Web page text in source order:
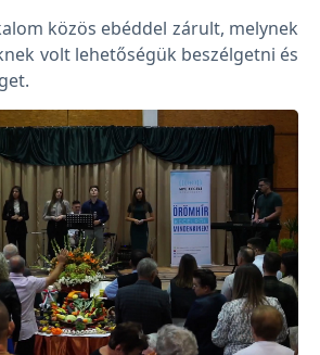
közös ebéddel zárult, melynek
volt lehetőségük beszélgetni és